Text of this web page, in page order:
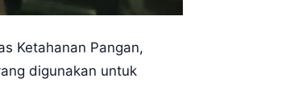
Ketahanan Pangan,
digunakan untuk